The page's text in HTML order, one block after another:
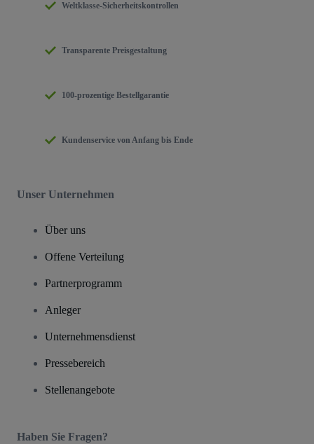
Weltklasse-Sicherheitskontrollen
Transparente Preisgestaltung
100-prozentige Bestellgarantie
Kundenservice von Anfang bis Ende
Unser Unternehmen
Über uns
Offene Verteilung
Partnerprogramm
Anleger
Unternehmensdienst
Pressebereich
Stellenangebote
Haben Sie Fragen?